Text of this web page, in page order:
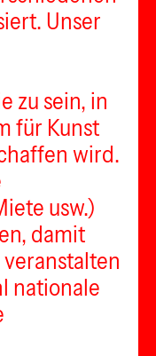
Unser
zu sein, in
für Kunst
wird.
usw.)
damit
nationale